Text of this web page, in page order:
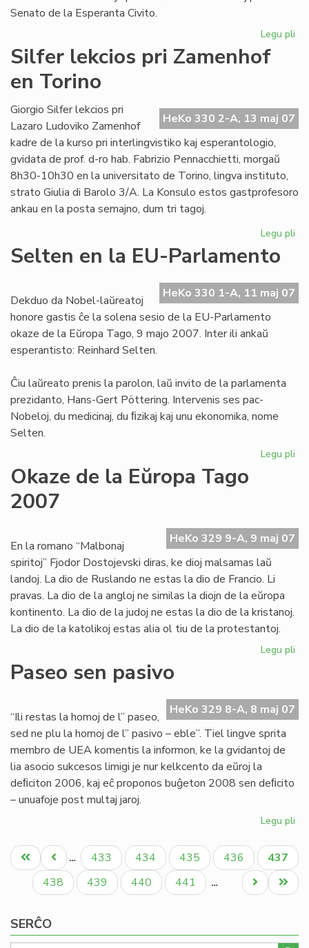
Senato de la Esperanta Civito.
Legu pli
Silfer lekcios pri Zamenhof
en Torino
HeKo 330 2-A, 13 maj 07
Giorgio Silfer lekcios pri
Lazaro Ludoviko Zamenhof
kadre de la kurso pri interlingvistiko kaj esperantologio,
gvidata de prof. d-ro hab. Fabrizio Pennacchietti, morgaŭ
8h30-10h30 en la universitato de Torino, lingva instituto,
strato Giulia di Barolo 3/A. La Konsulo estos gastprofesoro
ankau en la posta semajno, dum tri tagoj.
Legu pli
en
Selten en la EU-Parlamento
HeKo 330 1-A, 11 maj 07
Dekduo da Nobel-laŭreatoj
honore gastis ĉe la solena sesio de la EU-Parlamento
okaze de la Eŭropa Tago, 9 majo 2007. Inter ili ankaŭ
esperantisto: Reinhard Selten.
Ĉiu laŭreato prenis la parolon, laŭ invito de la parlamenta
prezidanto, Hans-Gert Pöttering. Intervenis ses pac-
Nobeloj, du medicinaj, du ﬁzikaj kaj unu ekonomika, nome
Selten.
Legu pli
Okaze de la Eŭropa Tago
2007
HeKo 329 9-A, 9 maj 07
En la romano “Malbonaj
spiritoj” Fjodor Dostojevski diras, ke dioj malsamas laŭ
landoj. La dio de Ruslando ne estas la dio de Francio. Li
pravas. La dio de la angloj ne similas la diojn de la eŭropa
kontinento. La dio de la judoj ne estas la dio de la kristanoj.
La dio de la katolikoj estas alia ol tiu de la protestantoj.
Legu pli
Paseo sen pasivo
HeKo 329 8-A, 8 maj 07
“Ili restas la homoj de l” paseo,
sed ne plu la homoj de l” pasivo – eble”. Tiel lingve sprita
membro de UEA komentis la informon, ke la gvidantoj de
lia asocio sukcesos limigi je nur kelkcento da eŭroj la
deﬁciton 2006, kaj eĉ proponos buĝeton 2008 sen deﬁcito
– unuafoje post multaj jaroj.
Legu pli
Pagination
Unua
paĝo
Antaŭa
paĝo
… Paĝo
433 Paĝo
434 Paĝo
435 Paĝo
436
Aktuala
paĝo
437
Paĝo
438 Paĝo
439 Paĝo
440 Paĝo
441 …
Last
page
Next
page
SERĈO